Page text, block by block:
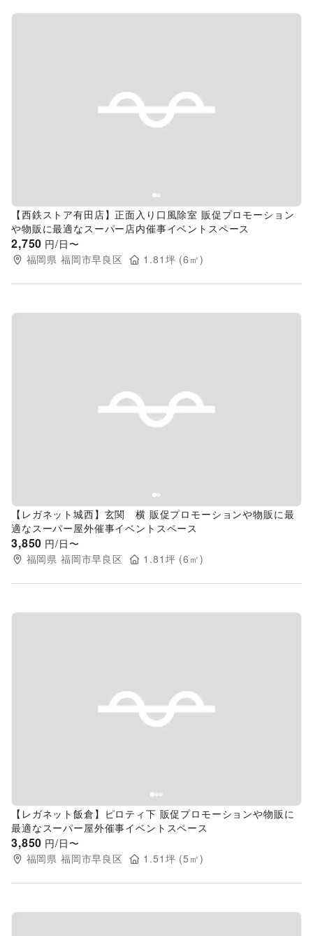
Previous slide
【西鉄ストア有田店】正面入り口風除室 販促プロモーション
や物販に最適なスーパー店内催事イベントスペース
2,750 円/日〜
福岡県 福岡市早良区 1.81 坪 (6 ㎡)
Previous slide
【レガネット城西】玄関 横 販促プロモーションや物販に最
適なスーパー屋外催事イベントスペース
3,850 円/日〜
福岡県 福岡市早良区 1.81 坪 (6 ㎡)
Previous slide
【レガネット飯倉】ピロティ下 販促プロモーションや物販に
最適なスーパー屋外催事イベントスペース
3,850 円/日〜
福岡県 福岡市早良区 1.51 坪 (5 ㎡)